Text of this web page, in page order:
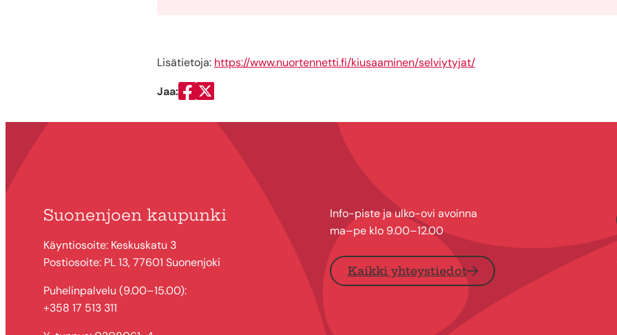
Lisätietoja: https://www.nuortennetti.fi/kiusaaminen/selviytyjat/
Jaa:
Jaa Facebookissa
Jaa Twitterissä
Suonenjoen kaupunki
Käyntiosoite: Keskuskatu 3
Postiosoite: PL 13, 77601 Suonenjoki
Puhelinpalvelu (9.00–15.00):
+358 17 513 311
Info-piste ja ulko-ovi avoinna
ma–pe klo 9.00–12.00
Kaikki yhteystiedot